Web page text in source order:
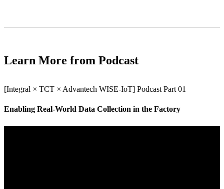
Learn More from Podcast
[Integral × TCT × Advantech WISE-IoT] Podcast Part 01
Enabling Real-World Data Collection in the Factory